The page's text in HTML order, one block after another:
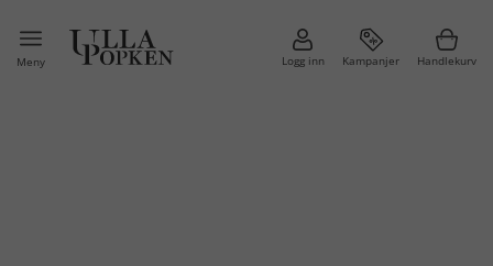
Meny Logg inn Kampanjer Handlekurv